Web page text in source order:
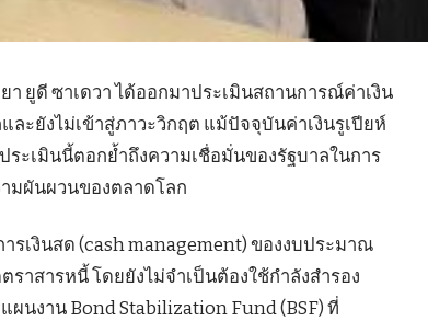
ยูดี ซาเดวา ได้ออกมาประเมินสถานการณ์ค่าเงิน
ะยังไม่เข้าสู่ภาวะวิกฤต แม้ปัจจุบันค่าเงินรูเปียห์
ระเมินนี้ตอกย้ำถึงความเชื่อมั่นของรัฐบาลในการ
มผันผวนของตลาดโลก
รเงินสด (cash management) ของงบประมาณ
าสารหนี้ โดยยังไม่จำเป็นต้องใช้กำลังสำรอง
นงาน Bond Stabilization Fund (BSF) ที่